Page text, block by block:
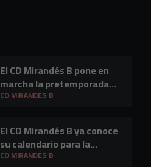
El CD Mirandés B pone en
marcha la pretemporada
2026/27
CD MIRANDÉS B
El CD Mirandés B ya conoce
su calendario para la
temporada 26/27
CD MIRANDÉS B